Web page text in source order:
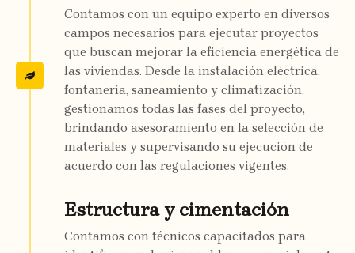
Contamos con un equipo experto en diversos
campos necesarios para ejecutar proyectos
que buscan mejorar la eficiencia energética de
las viviendas. Desde la instalación eléctrica,
fontanería, saneamiento y climatización,
gestionamos todas las fases del proyecto,
brindando asesoramiento en la selección de
materiales y supervisando su ejecución de
acuerdo con las regulaciones vigentes.
Estructura y cimentación
Contamos con técnicos capacitados para